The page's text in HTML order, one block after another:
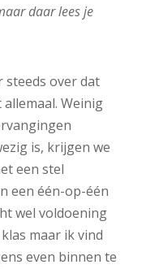
daar lees je
steeds over dat
Weinig
is, krijgen we
een stel
een één-op-één
wel voldoening
maar ik vind
even binnen te